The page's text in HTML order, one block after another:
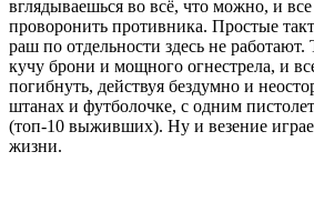
вглядываешься во всё, что можно, и
проворонить противника. Простые
раш по отдельности здесь не
кучу брони и мощного огнестрела, и
погибнуть, действуя бездумно и
штанах и футболочке, с одним
(топ-10 выживших). Ну и везение
жизни.